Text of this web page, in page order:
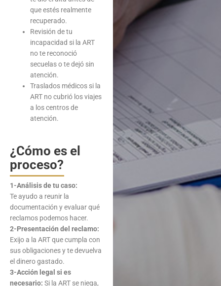
que estés realmente
recuperado.
Revisión de tu
incapacidad si la ART
no te reconoció
secuelas o te dejó sin
atención.
Traslados médicos si la
ART no cubrió los viajes
a los centros de
atención.
¿Cómo es el
proceso?
1-Análisis de tu caso:
Te ayudo a reunir la
documentación y evaluar qué
reclamos podemos hacer.
2-Presentación del reclamo:
Exijo a la ART que cumpla con
sus obligaciones y te devuelva
el dinero gastado.
3-Acción legal si es
necesario: Si la ART se niega,